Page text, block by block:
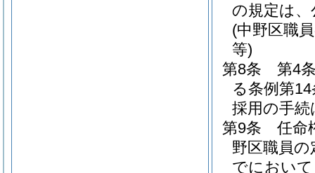
の規定は
(中野区職
等)
第8条
第4
る条例第
採用の手
第9条
任命
野区職員
でにおい